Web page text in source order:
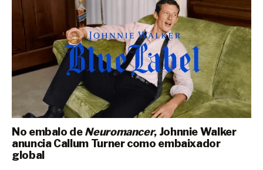
No embalo deNeuromancer, Johnnie Walker
anuncia Callum Turner como embaixador
global